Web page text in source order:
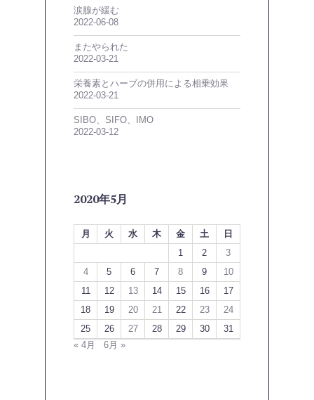
涙腺が緩む
2022-06-08
またやられた
2022-03-21
栄養素とハーブの併用による相乗効果
2022-03-21
SIBO、SIFO、IMO
2022-03-12
2020年5月
月 火 水 木 金 土
日
1
2
3
4
5 6 7 8 9
10
11
12 13 14 15 16
17
18
19 20 21 22 23
24
25
26 27 28 29 30
31
« 4月
6月 »